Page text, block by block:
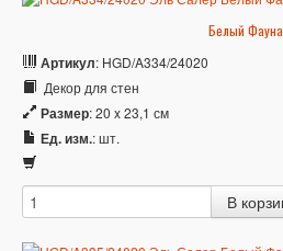
Белый Фауна
Артикул: HGD/A334/24020
Декор для стен
Размер: 20 x 23,1 см
Ед. изм.: шт.